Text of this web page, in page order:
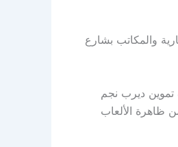
والمكاتب بشارع
تموين ديرب نجم
ظاهرة الألعاب